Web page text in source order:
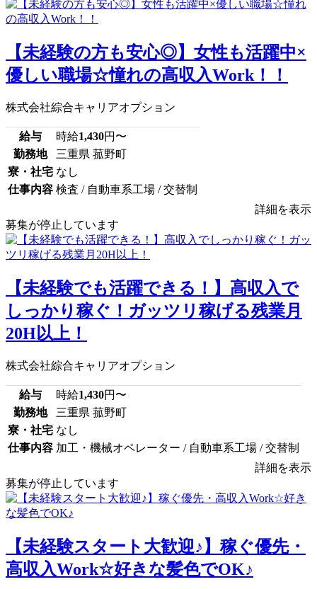
【未経験の方も安心◎】女性も活躍中×
優しい職場☆憧れの高収入Work！！
株式会社綜合キャリアオプション
給与 時給1,430円〜
勤務地
三重県 菰野町
寮・社宅 なし
仕事内容 検査 / 自動車系工場 / 交替制
詳細を表示
募集が停止しています
【未経験でも活躍できる！】高収入で
しっかり稼ぐ！ガッツリ稼げる残業月
20H以上！
株式会社綜合キャリアオプション
給与 時給1,430円〜
勤務地
三重県 菰野町
寮・社宅 なし
仕事内容 加工・機械オペレーター / 自動車系工場 / 交替制
詳細を表示
募集が停止しています
【未経験スタート大歓迎♪】稼ぐ優先・
高収入Work☆好きな髪色でOK♪